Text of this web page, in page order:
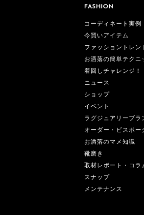
FASHION
コーディネート実例
今買いアイテム
ファッショントレン
お洒落の簡単テクニ
着回しチャレンジ！
ニュース
ショップ
イベント
ラグジュアリーブラ
オーダー・ビスポー
お洒落のマメ知識
靴磨き
取材レポート・コラ
スナップ
メンテナンス